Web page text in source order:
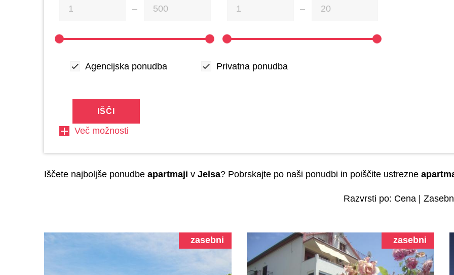
Agencijska ponudba Privatna ponudba
IŠČI
Več možnosti
Iščete najboljše ponudbe apartmaji v Jelsa? Pobrskajte po naši ponudbi in poiščite ustrezne
Razvrsti po: Cena
zasebni zasebni